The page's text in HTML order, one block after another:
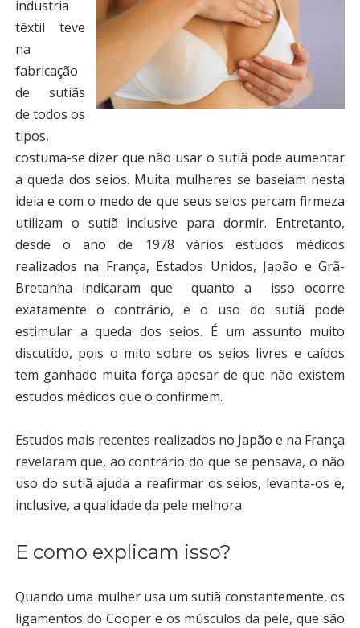
industria
têxtil teve
na
fabricação
de sutiãs
de todos os
tipos,
costuma-se dizer que não usar o sutiã pode aumentar
a queda dos seios. Muita mulheres se baseiam nesta
ideia e com o medo de que seus seios percam firmeza
utilizam o sutiã inclusive para dormir. Entretanto,
desde o ano de 1978 vários estudos médicos
realizados na França, Estados Unidos, Japão e Grã-
Bretanha indicaram que quanto a isso ocorre
exatamente o contrário, e o uso do sutiã pode
estimular a queda dos seios. É um assunto muito
discutido, pois o mito sobre os seios livres e caídos
tem ganhado muita força apesar de que não existem
estudos médicos que o confirmem.
Estudos mais recentes realizados no Japão e na França
revelaram que, ao contrário do que se pensava, o não
uso do sutiã ajuda a reafirmar os seios, levanta-os e,
inclusive, a qualidade da pele melhora.
E como explicam isso?
Quando uma mulher usa um sutiã constantemente, os
ligamentos do Cooper e os músculos da pele, que são